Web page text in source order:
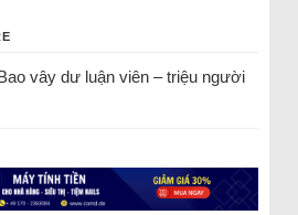
vây dư luận viên – triệu người